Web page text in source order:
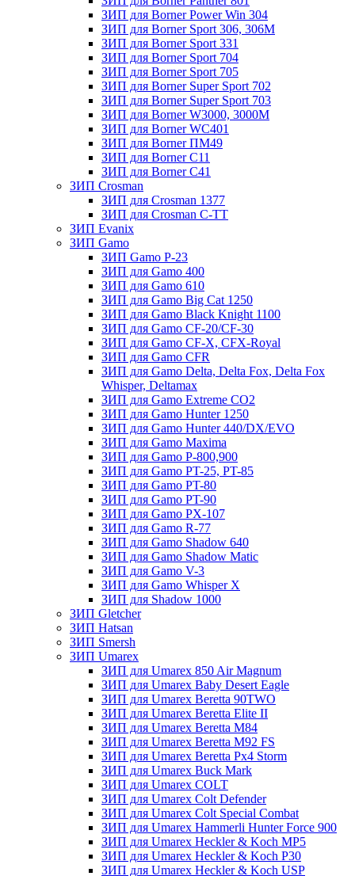
ЗИП для Borner Power Win 304
ЗИП для Borner Sport 306, 306M
ЗИП для Borner Sport 331
ЗИП для Borner Sport 704
ЗИП для Borner Sport 705
ЗИП для Borner Super Sport 702
ЗИП для Borner Super Sport 703
ЗИП для Borner W3000, 3000М
ЗИП для Borner WC401
ЗИП для Borner ПМ49
ЗИП для Borner С11
ЗИП для Borner С41
ЗИП Crosman
ЗИП для Crosman 1377
ЗИП для Crosman C-TT
ЗИП Evanix
ЗИП Gamo
ЗИП Gamo P-23
ЗИП для Gamo 400
ЗИП для Gamo 610
ЗИП для Gamo Big Cat 1250
ЗИП для Gamo Black Knight 1100
ЗИП для Gamo CF-20/CF-30
ЗИП для Gamo CF-X, CFX-Royal
ЗИП для Gamo CFR
ЗИП для Gamo Delta, Delta Fox, Delta Fox
Whisper, Deltamax
ЗИП для Gamo Extreme CO2
ЗИП для Gamo Hunter 1250
ЗИП для Gamo Hunter 440/DX/EVO
ЗИП для Gamo Maxima
ЗИП для Gamo P-800,900
ЗИП для Gamo PT-25, PT-85
ЗИП для Gamo PT-80
ЗИП для Gamo PT-90
ЗИП для Gamo PX-107
ЗИП для Gamo R-77
ЗИП для Gamo Shadow 640
ЗИП для Gamo Shadow Matic
ЗИП для Gamo V-3
ЗИП для Gamo Whisper X
ЗИП для Shadow 1000
ЗИП Gletcher
ЗИП Hatsan
ЗИП Smersh
ЗИП Umarex
ЗИП для Umarex 850 Air Magnum
ЗИП для Umarex Baby Desert Eagle
ЗИП для Umarex Beretta 90TWO
ЗИП для Umarex Beretta Elite II
ЗИП для Umarex Beretta M84
ЗИП для Umarex Beretta M92 FS
ЗИП для Umarex Beretta Px4 Storm
ЗИП для Umarex Buck Mark
ЗИП для Umarex COLT
ЗИП для Umarex Colt Defender
ЗИП для Umarex Colt Special Combat
ЗИП для Umarex Hammerli Hunter Force 900
ЗИП для Umarex Heckler & Koch MP5
ЗИП для Umarex Heckler & Koch P30
ЗИП для Umarex Heckler & Koch USP